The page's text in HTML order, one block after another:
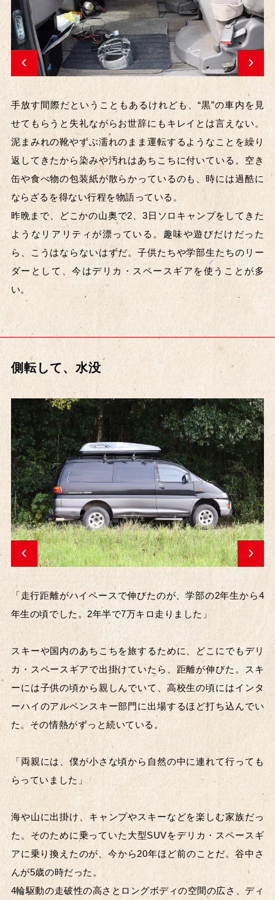
手放す間際だということもあるけれども、“黒”の車内を見
せてもらうと失礼ながらお世辞にもキレイとは言えない。
泥まみれの靴やずぶ濡れのまま運転するようなことを繰り
返してきたから染みや汚れはあちこちに付いている。空き
缶や食べ物の包装紙が散らかっているのも、時には過酷に
ならざるを得ない行程を物語っている。
昨晩まで、どこかの山奥で2、3日ソロキャンプをしてきた
ようなリアリティが漂っている。趣味や遊びだけだった
ら、こうはならないはずだ。子供たちや学部生たちのリー
ダーとして、今はデリカ・スペースギアを使うことが多
い。
側転して、水没
「走行距離がハイペースで伸びたのが、学部の2年生から4
年生の頃でした。2年半で7万キロ走りました」
スキーや国内のあちこちを旅するために、どこにでもデリ
カ・スペースギアで出掛けていたら、距離が伸びた。スキ
ーには子供の頃から親しんでいて、高校生の頃にはインタ
ーハイのアルペンスキー部門に出場するほど打ち込んでい
た。その情熱がずっと続いている。
「両親には、僕が小さな頃から自然の中に連れて行っても
らっていました」
海や山に出掛け、キャンプやスキーなどを楽しむ家族だっ
た。そのために乗っていた大型SUVをデリカ・スペースギ
アに乗り換えたのが、今から20年ほど前のことだ。谷中さ
んが5歳の時だった。
4輪駆動の走破性の高さとロングボディの空間の広さ、ディ